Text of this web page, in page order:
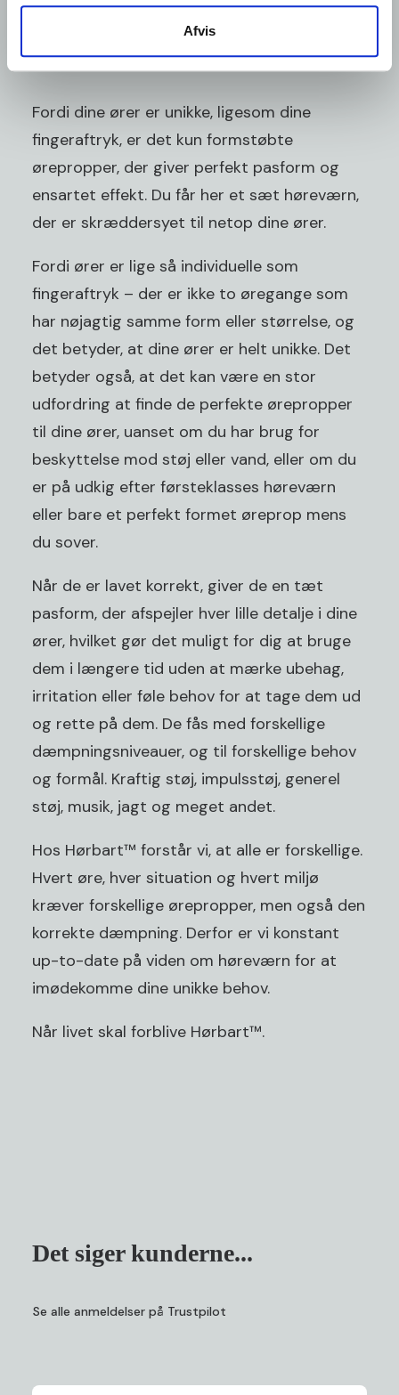
Afvis
Hvorfor formstøbte ørepropper?
Fordi dine ører er unikke, ligesom dine
fingeraftryk, er det kun formstøbte
ørepropper, der giver perfekt pasform og
ensartet effekt. Du får her et sæt høreværn,
der er skræddersyet til netop dine ører.
Fordi ører er lige så individuelle som
fingeraftryk – der er ikke to øregange som
har nøjagtig samme form eller størrelse, og
det betyder, at dine ører er helt unikke. Det
betyder også, at det kan være en stor
udfordring at finde de perfekte ørepropper
til dine ører, uanset om du har brug for
beskyttelse mod støj eller vand, eller om du
er på udkig efter førsteklasses høreværn
eller bare et perfekt formet øreprop mens
du sover.
Når de er lavet korrekt, giver de en tæt
pasform, der afspejler hver lille detalje i dine
ører, hvilket gør det muligt for dig at bruge
dem i længere tid uden at mærke ubehag,
irritation eller føle behov for at tage dem ud
og rette på dem. De fås med forskellige
dæmpningsniveauer, og til forskellige behov
og formål. Kraftig støj, impulsstøj, generel
støj, musik, jagt og meget andet.
Hos Hørbart™ forstår vi, at alle er forskellige.
Hvert øre, hver situation og hvert miljø
kræver forskellige ørepropper, men også den
korrekte dæmpning. Derfor er vi konstant
up-to-date på viden om ​​høreværn for at
imødekomme dine unikke behov.
Når livet skal forblive Hørbart™.
Det siger kunderne...
Se alle anmeldelser på Trustpilot